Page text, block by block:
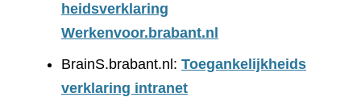
heidsverklaring
Werkenvoor.brabant.nl
BrainS.brabant.nl: Toegankelijkheids
verklaring intranet